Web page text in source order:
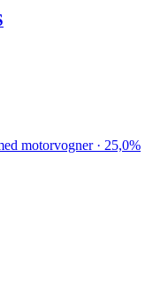
motorvogner · 25,0%